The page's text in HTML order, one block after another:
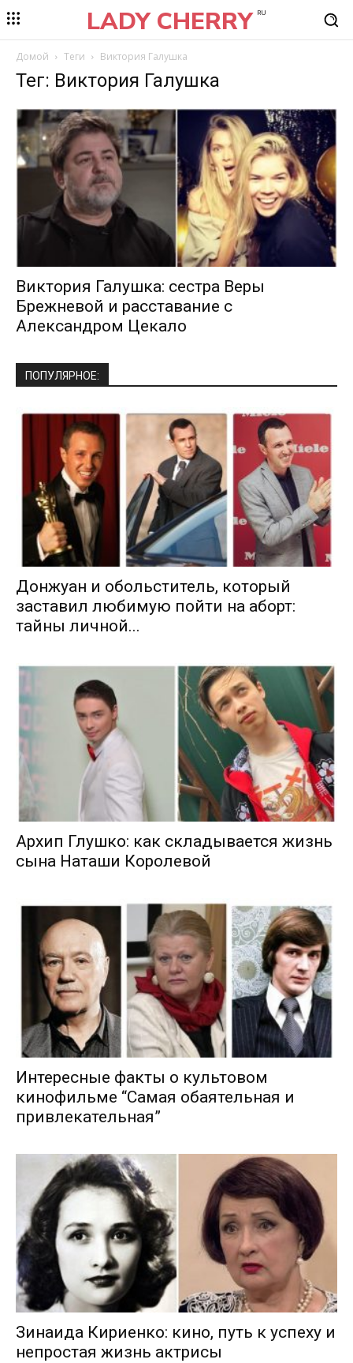
LADY CHERRY RU
Домой Теги Виктория Галушка
Тег: Виктория Галушка
Виктория Галушка: сестра Веры
Брежневой и расставание с
Александром Цекало
ПОПУЛЯРНОЕ:
Донжуан и обольститель, который
заставил любимую пойти на аборт:
тайны личной...
Архип Глушко: как складывается жизнь
сына Наташи Королевой
Интересные факты о культовом
кинофильме “Самая обаятельная и
привлекательная”
Зинаида Кириенко: кино, путь к успеху и
непростая жизнь актрисы